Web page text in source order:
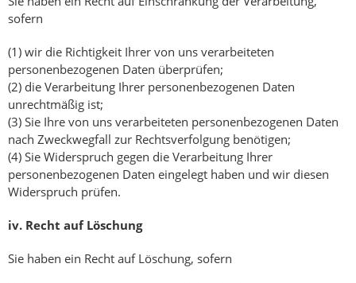
sofern
(1) wir die Richtigkeit Ihrer von uns verarbeiteten
personenbezogenen Daten überprüfen;
(2) die Verarbeitung Ihrer personenbezogenen Daten
unrechtmäßig ist;
(3) Sie Ihre von uns verarbeiteten personenbezogenen Daten
nach Zweckwegfall zur Rechtsverfolgung benötigen;
(4) Sie Widerspruch gegen die Verarbeitung Ihrer
personenbezogenen Daten eingelegt haben und wir diesen
Widerspruch prüfen.
iv. Recht auf Löschung
Sie haben ein Recht auf Löschung, sofern